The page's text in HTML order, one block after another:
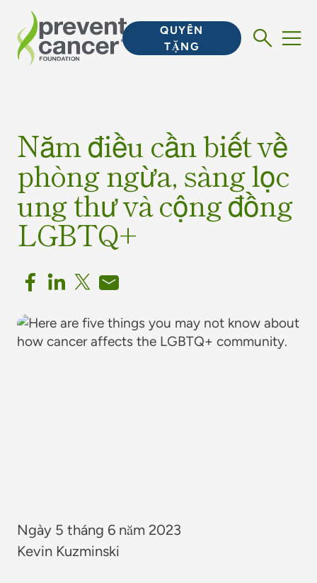
QUYÊN
TẶNG
Năm điều cần biết về
phòng ngừa, sàng lọc
ung thư và cộng đồng
LGBTQ+
Ngày 5 tháng 6 năm 2023
Kevin Kuzminski